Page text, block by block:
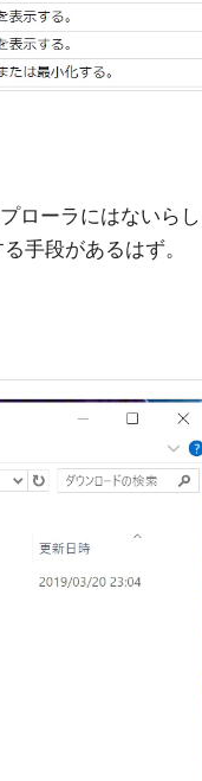
ローラにはないらし
手段があるはず。